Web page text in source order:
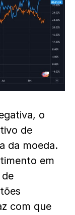
o
de
da moeda.
em
com que